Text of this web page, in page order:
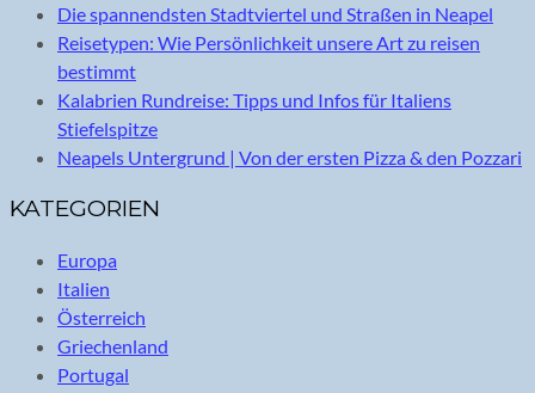
Die spannendsten Stadtviertel und Straßen in Neapel
Reisetypen: Wie Persönlichkeit unsere Art zu reisen
bestimmt
Kalabrien Rundreise: Tipps und Infos für Italiens
Stiefelspitze
Neapels Untergrund | Von der ersten Pizza & den Pozzari
KATEGORIEN
Europa
Italien
Österreich
Griechenland
Portugal